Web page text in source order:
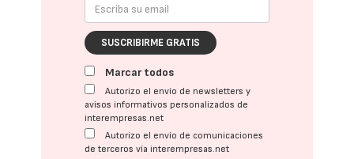
SUSCRIBIRME GRATIS
Marcar todos
Autorizo el envío de newsletters y
avisos informativos personalizados de
interempresas.net
Autorizo el envío de comunicaciones
de terceros vía interempresas.net